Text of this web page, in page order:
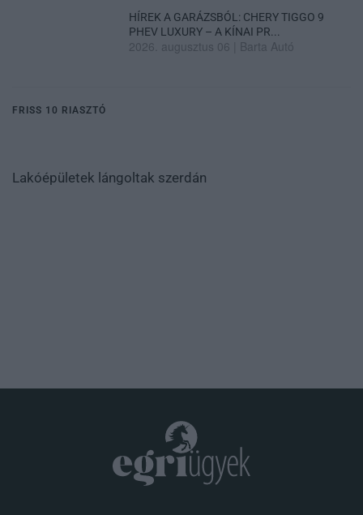
HÍREK A GARÁZSBÓL: CHERY TIGGO 9
PHEV LUXURY – A KÍNAI PR...
2026. augusztus 06 Barta Autó
FRISS 10 RIASZTÓ
Lakóépületek lángoltak szerdán